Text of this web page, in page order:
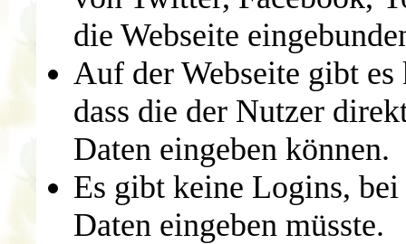
die Webseite
Auf der Webseite gibt
dass die der Nutzer
Daten eingeben können.
Es gibt keine Logins, bei
Daten eingeben müsste.